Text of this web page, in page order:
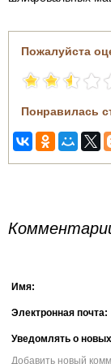
Пожалуйста
Понравилась
Имя:
Электронная почта:
Уведомлять о
Добавить новый